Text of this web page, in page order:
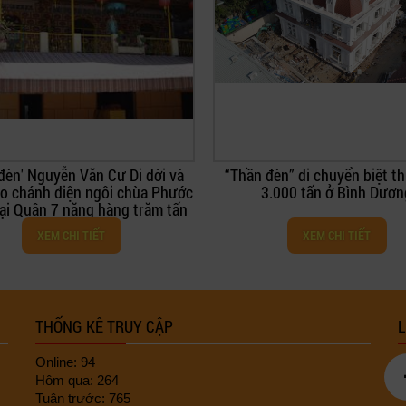
Nguyễn Văn Cư Di dời và
chánh điện ngôi chùa Phước
Quận 7 nặng hàng trăm tấn
XEM CHI TIẾT
“Thần đèn” di chuyển biệt
3.000 tấn ở Bình
XEM CHI TIẾT
THỐNG KÊ TRUY CẬP
Online: 94
Hôm qua: 264
Tuân trước: 765